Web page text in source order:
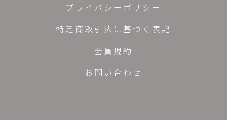
プライバシーポリシー
特定商取引法に基づく表記
会員規約
お問い合わせ